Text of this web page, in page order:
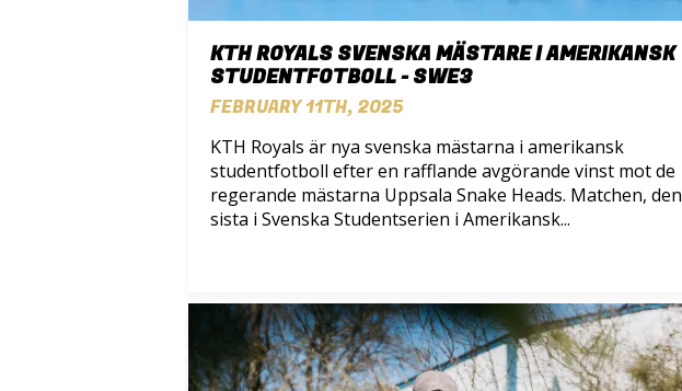
KTH ROYALS SVENSKA MÄSTARE I AMERIKANSK
STUDENTFOTBOLL - SWE3
FEBRUARY 11TH, 2025
KTH Royals är nya svenska mästarna i amerikansk
studentfotboll efter en rafflande avgörande vinst mot de
regerande mästarna Uppsala Snake Heads. Matchen, den
sista i Svenska Studentserien i Amerikansk...